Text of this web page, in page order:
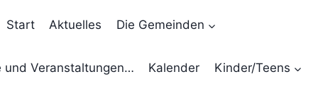
Start Aktuelles Die Gemeinden
und Veranstaltungen… Kalender Kinder/Teens